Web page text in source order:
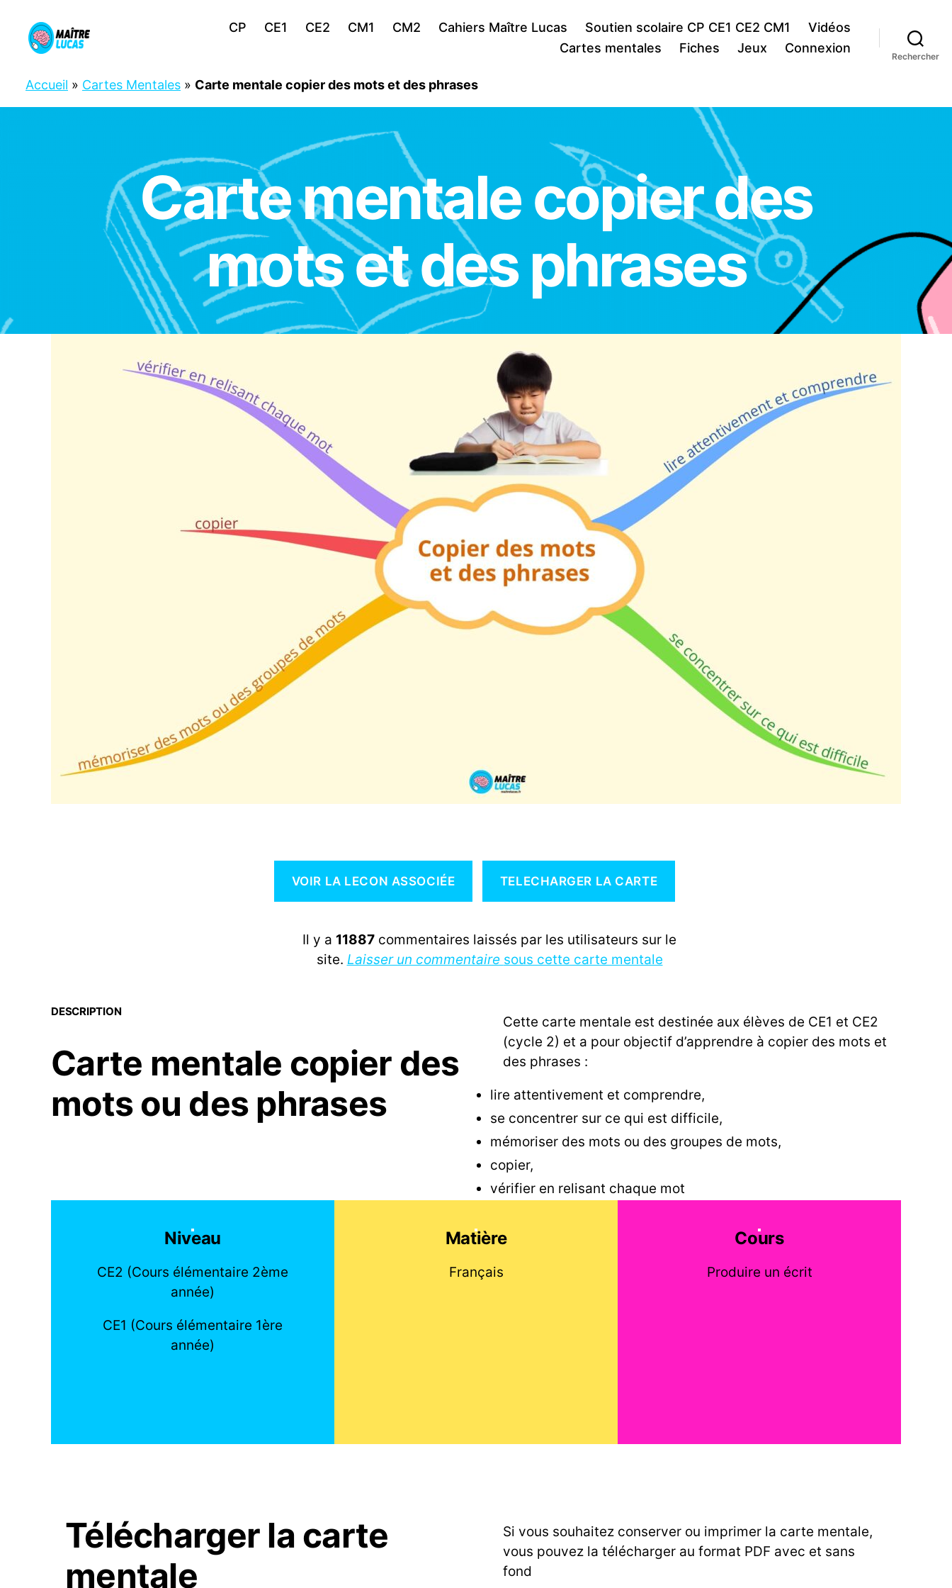
CP CE1 CE2 CM1 CM2 Cahiers Maître Lucas Soutien scolaire CP CE1 CE2 CM1
Vidéos
Cartes mentales
Fiches Jeux Connexion
Rechercher
Accueil » Cartes Mentales » Carte mentale copier des mots et des phrases
Catégories
P
C
E
1
C
E
2
Ç
S
Carte mentale copier des
mots et des phrases
VOIR LA LECON ASSOCIÉE TELECHARGER LA CARTE
Il y a 11887 commentaires laissés par les utilisateurs sur le
site. Laisser un commentaire sous cette carte mentale
DESCRIPTION
Carte mentale copier des
mots ou des phrases
Cette carte mentale est destinée aux élèves de CE1 et CE2
(cycle 2) et a pour objectif d’apprendre à copier des mots et
des phrases :
lire attentivement et comprendre,
se concentrer sur ce qui est difficile,
mémoriser des mots ou des groupes de mots,
copier,
vérifier en relisant chaque mot
Niveau
CE2 (Cours élémentaire 2ème
année)
CE1 (Cours élémentaire 1ère
année)
Matière
Français
Cours
Produire un écrit
Télécharger la carte
mentale
Si vous souhaitez conserver ou imprimer la carte mentale,
vous pouvez la télécharger au format PDF avec et sans
fond